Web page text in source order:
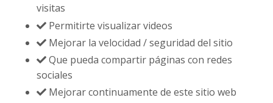
visitas
​Permitirte visualizar videos
​Mejorar la velocidad / seguridad del sitio
​Que pueda compartir páginas con redes
sociales
​Mejorar continuamente de este sitio web